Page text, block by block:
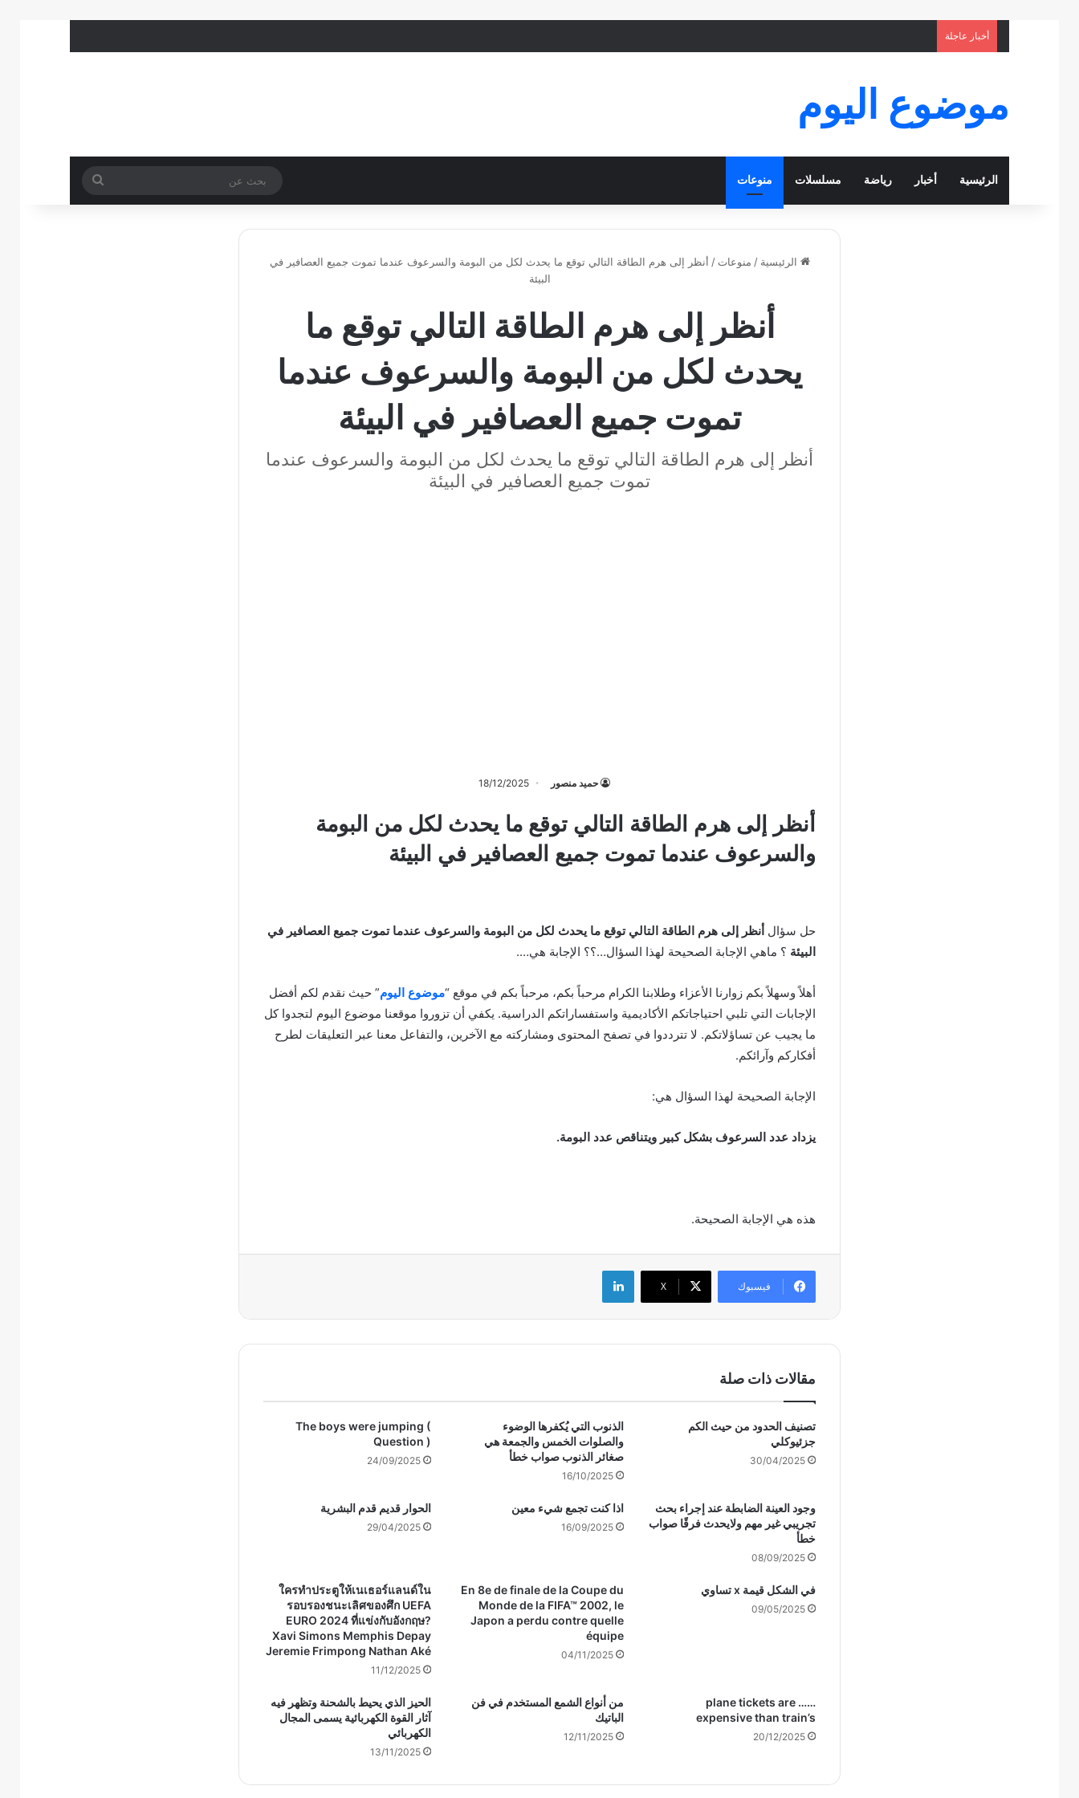
أخبار عاجلة
موضوع اليوم
الرئيسية أخبار رياضة مسلسلات منوعات
بحث
عن
الرئيسية / منوعات / أنظر إلى هرم الطاقة التالي توقع ما يحدث لكل من البومة والسرعوف عندما تموت جميع العصافير في
البيئة
أنظر إلى هرم الطاقة التالي توقع ما
يحدث لكل من البومة والسرعوف عندما
تموت جميع العصافير في البيئة
أنظر إلى هرم الطاقة التالي توقع ما يحدث لكل من البومة والسرعوف عندما
تموت جميع العصافير في البيئة
حميد منصور 18/12/2025
أنظر إلى هرم الطاقة التالي توقع ما يحدث لكل من البومة
والسرعوف عندما تموت جميع العصافير في البيئة
حل سؤال أنظر إلى هرم الطاقة التالي توقع ما يحدث لكل من البومة والسرعوف عندما تموت جميع العصافير في
البيئة ؟ ماهي الإجابة الصحيحة لهذا السؤال…؟؟ الإجابة هي….
أهلاً وسهلاً بكم زوارنا الأعزاء وطلابنا الكرام مرحباً بكم، مرحباً بكم في موقع “موضوع اليوم” حيث نقدم لكم أفضل
الإجابات التي تلبي احتياجاتكم الأكاديمية واستفساراتكم الدراسية. يكفي أن تزوروا موقعنا موضوع اليوم لتجدوا كل
ما يجيب عن تساؤلاتكم. لا تترددوا في تصفح المحتوى ومشاركته مع الآخرين، والتفاعل معنا عبر التعليقات لطرح
أفكاركم وآرائكم.
الإجابة الصحيحة لهذا السؤال هي:
یزداد عدد السرعوف بشكل كبير ويتناقص عدد البومة.
هذه هي الإجابة الصحيحة.
فيسبوك ‫X
لينكدإن
مقالات ذات صلة
تصنيف الحدود من حيث الكم
جزئيوكلي
30/04/2025
الذنوب التي يُكفرها الوضوء
والصلوات الخمس والجمعة هي
صغائر الذنوب صواب خطأ
16/10/2025
The boys were jumping (
Question )
24/09/2025
وجود العينة الضابطة عند إجراء بحث
تجريبي غير مهم ولايحدث فرقًا صواب
خطأ
08/09/2025
اذا كنت تجمع شيء معين
16/09/2025
الحوار قديم قدم البشرية
29/04/2025
في الشكل قيمة x تساوي
09/05/2025
En 8e de finale de la Coupe du
Monde de la FIFA™ 2002, le
Japon a perdu contre quelle
équipe
04/11/2025
ใครทำประตูให้เนเธอร์แลนด์ใน
รอบรองชนะเลิศของศึก UEFA
EURO 2024 ที่แข่งกับอังกฤษ?
Xavi Simons Memphis Depay
Jeremie Frimpong Nathan Aké
11/12/2025
plane tickets are ……
expensive than train’s
20/12/2025
من أنواع الشمع المستخدم في فن
الباتيك
12/11/2025
الحيز الذي يحيط بالشحنة وتظهر فيه
آثار القوة الكهربائية يسمى المجال
الكهربائي
13/11/2025